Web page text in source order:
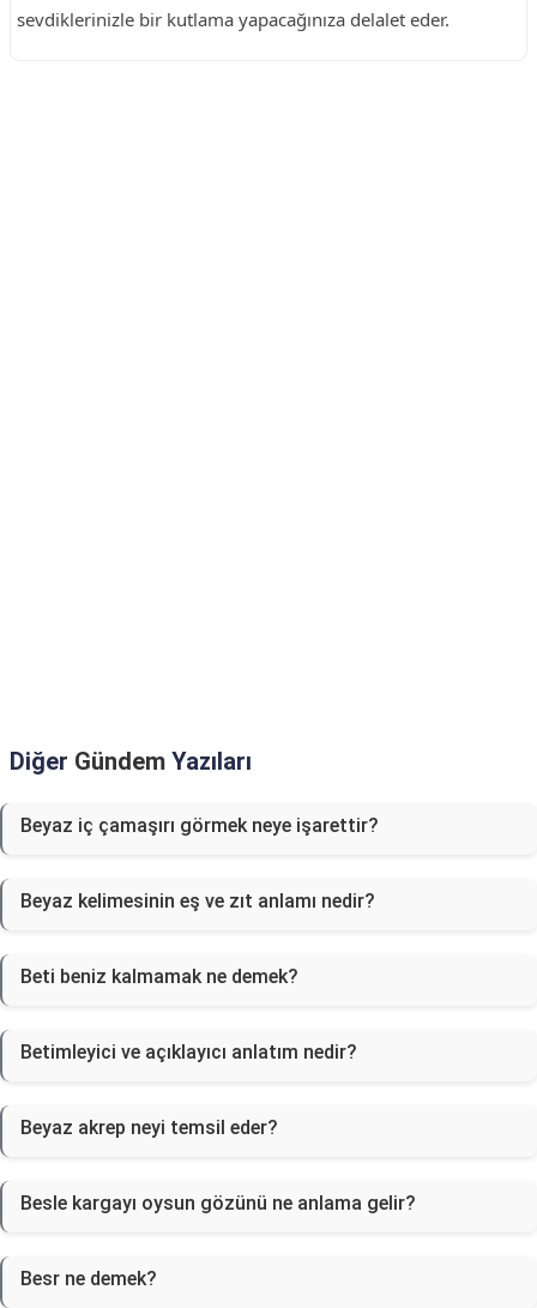
sevdiklerinizle bir kutlama yapacağınıza delalet eder.
Diğer Gündem Yazıları
Beyaz iç çamaşırı görmek neye işarettir?
Beyaz kelimesinin eş ve zıt anlamı nedir?
Beti beniz kalmamak ne demek?
Betimleyici ve açıklayıcı anlatım nedir?
Beyaz akrep neyi temsil eder?
Besle kargayı oysun gözünü ne anlama gelir?
Besr ne demek?